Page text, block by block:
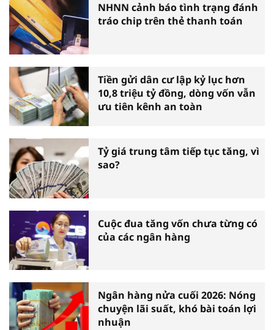
NHNN cảnh báo tình trạng đánh
tráo chip trên thẻ thanh toán
Tiền gửi dân cư lập kỷ lục hơn
10,8 triệu tỷ đồng, dòng vốn vẫn
ưu tiên kênh an toàn
Tỷ giá trung tâm tiếp tục tăng, vì
sao?
Cuộc đua tăng vốn chưa từng có
của các ngân hàng
Ngân hàng nửa cuối 2026: Nóng
chuyện lãi suất, khó bài toán lợi
nhuận